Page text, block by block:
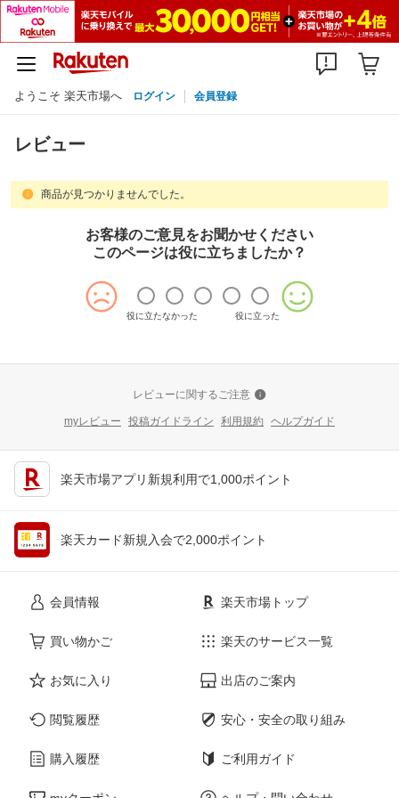
ようこそ 楽天市場へ ログイン 会員登録
レビュー
商品が見つかりませんでした。
お客様のご意見をお聞かせください
このページは役に立ちましたか？
役に立たなかった 役に立った
レビューに関するご注意
myレビュー 投稿ガイドライン 利用規約 ヘルプガイド
楽天市場アプリ新規利用で1,000ポイント
楽天カード新規入会で2,000ポイント
会員情報
買い物かご
お気に入り
閲覧履歴
購入履歴
楽天市場トップ
楽天のサービス一覧
出店のご案内
安心・安全の取り組み
ご利用ガイド